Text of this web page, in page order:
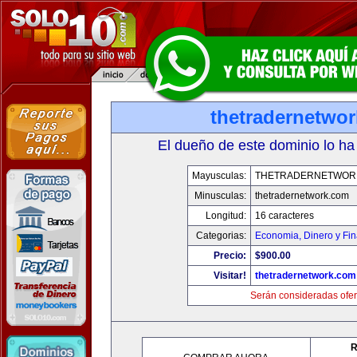
El dueño de este dominio lo
Mayusculas:
Minusculas:
thetradernetwork.com
Longitud:
16 caracteres
Categorias:
Economia, Dinero y
Precio:
$900.00
Visitar!
thetradernetwork.com
Serán consideradas